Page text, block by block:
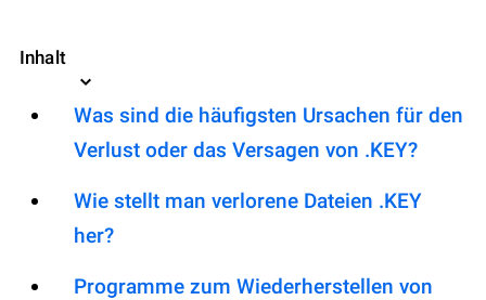
Inhalt
Was sind die häufigsten Ursachen für den
Verlust oder das Versagen von .KEY?
Wie stellt man verlorene Dateien .KEY
her?
Programme zum Wiederherstellen von